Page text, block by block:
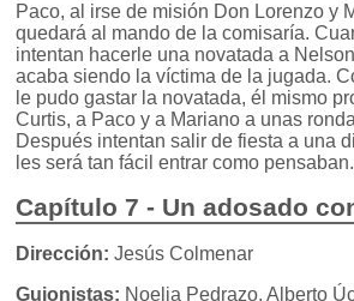
Paco, al irse de misión Don Lorenzo y
quedará al mando de la comisaría.
intentan hacerle una novatada a
acaba siendo la víctima de la jugada.
le pudo gastar la novatada, él mismo
Curtis, a Paco y a Mariano a unas
Después intentan salir de fiesta a una
les será tan fácil entrar como pensaban.
Capítulo 7 - Un adosado
Dirección: Jesús Colmenar
Guionistas: Noelia Pedrazo, Alberto